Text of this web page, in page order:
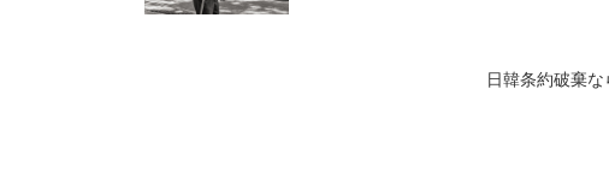
日韓条約破棄な